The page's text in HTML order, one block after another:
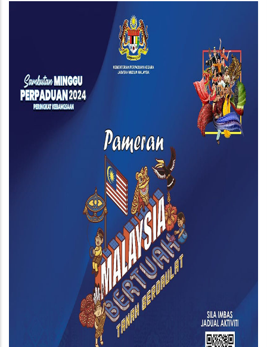
Pameran
Malaysia
Bertuah
Tanah
Berdaulat